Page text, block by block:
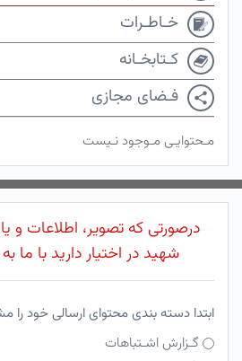
خـاطـرات
کـتابخـانه
فـضای مجازی
مـحتوایـی مـوجود نـیست
درصورتی که تصویر، اطلاعات و
شهید در اختیار دارید با ما
ابتدا دسته بندی محتوای ارسالی خود
گـزارش اشـتباهات